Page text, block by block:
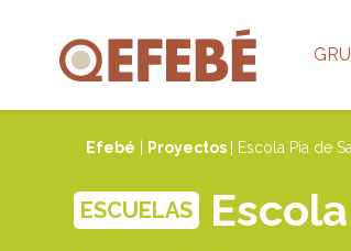
Efebé Proyectos | Escola Pia de
ESCUELAS